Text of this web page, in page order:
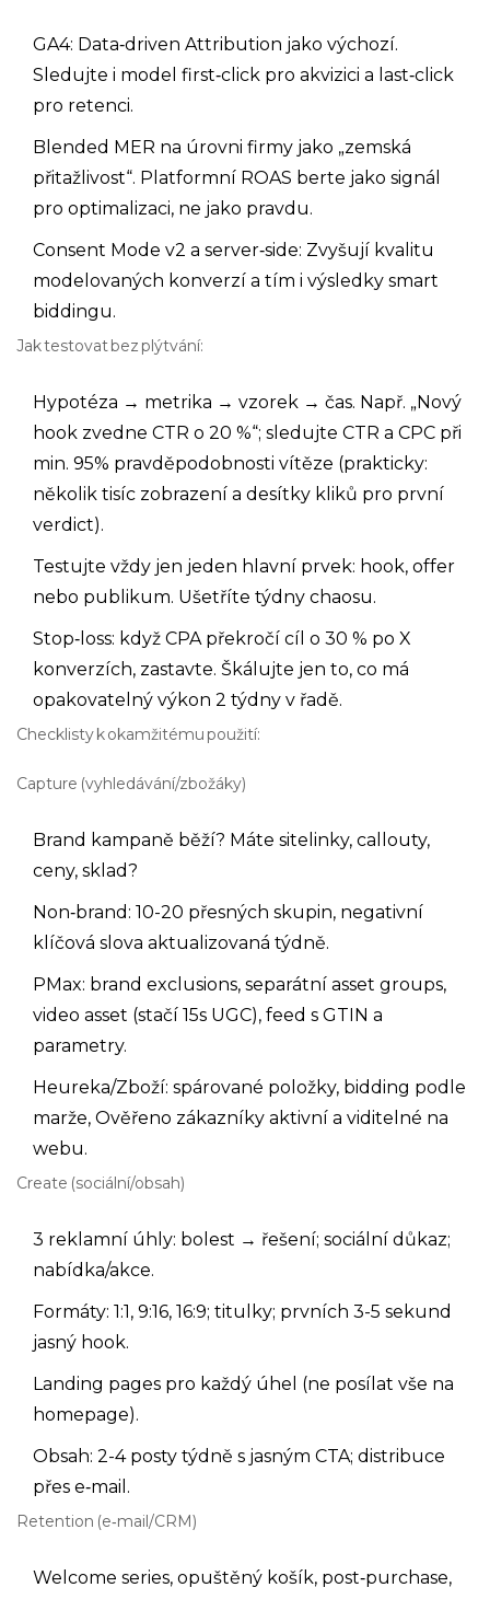
GA4: Data‑driven Attribution jako výchozí.
Sledujte i model first‑click pro akvizici a last‑click
pro retenci.
Blended MER na úrovni firmy jako „zemská
přitažlivost“. Platformní ROAS berte jako signál
pro optimalizaci, ne jako pravdu.
Consent Mode v2 a server‑side: Zvyšují kvalitu
modelovaných konverzí a tím i výsledky smart
biddingu.
Jak testovat bez plýtvání:
Hypotéza → metrika → vzorek → čas. Např. „Nový
hook zvedne CTR o 20 %“; sledujte CTR a CPC při
min. 95% pravděpodobnosti vítěze (prakticky:
několik tisíc zobrazení a desítky kliků pro první
verdict).
Testujte vždy jen jeden hlavní prvek: hook, offer
nebo publikum. Ušetříte týdny chaosu.
Stop‑loss: když CPA překročí cíl o 30 % po X
konverzích, zastavte. Škálujte jen to, co má
opakovatelný výkon 2 týdny v řadě.
Checklisty k okamžitému použití:
Capture (vyhledávání/zbožáky)
Brand kampaně běží? Máte sitelinky, callouty,
ceny, sklad?
Non‑brand: 10-20 přesných skupin, negativní
klíčová slova aktualizovaná týdně.
PMax: brand exclusions, separátní asset groups,
video asset (stačí 15s UGC), feed s GTIN a
parametry.
Heureka/Zboží: spárované položky, bidding podle
marže, Ověřeno zákazníky aktivní a viditelné na
webu.
Create (sociální/obsah)
3 reklamní úhly: bolest → řešení; sociální důkaz;
nabídka/akce.
Formáty: 1:1, 9:16, 16:9; titulky; prvních 3-5 sekund
jasný hook.
Landing pages pro každý úhel (ne posílat vše na
homepage).
Obsah: 2-4 posty týdně s jasným CTA; distribuce
přes e‑mail.
Retention (e‑mail/CRM)
Welcome series, opuštěný košík, post‑purchase,